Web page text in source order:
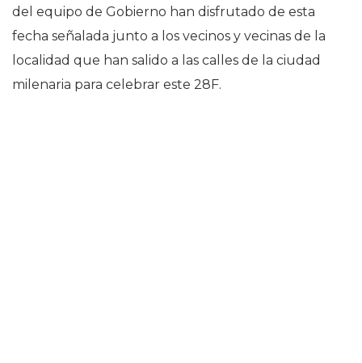
del equipo de Gobierno han disfrutado de esta
fecha señalada junto a los vecinos y vecinas de la
localidad que han salido a las calles de la ciudad
milenaria para celebrar este 28F.